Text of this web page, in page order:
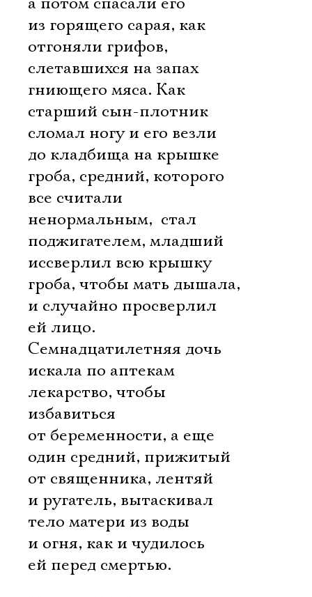
из горящего сарая, как
отгоняли грифов,
слетавшихся на запах
гниющего мяса. Как
старший сын-плотник
сломал ногу и его везли
до кладбища на крышке
гроба, средний, которого
все считали
ненормальным,  стал
поджигателем, младший
иссверлил всю крышку
гроба, чтобы мать дышала,
и случайно просверлил
ей лицо.
Семнадцатилетняя дочь
искала по аптекам
лекарство, чтобы
избавиться
от беременности, а еще
один средний, прижитый
от священника, лентяй
и ругатель, вытаскивал
тело матери из воды
и огня, как и чудилось
ей перед смертью.